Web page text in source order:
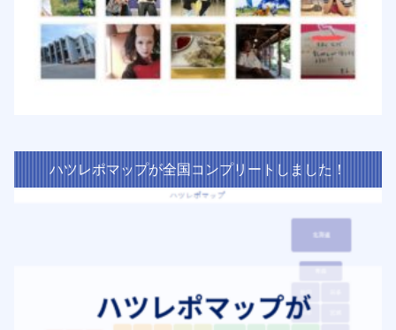
ハツレポマップが全国コンプリートしました！